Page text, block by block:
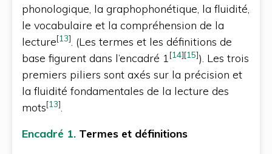
phonologique, la graphophonétique, la fluidité,
le vocabulaire et la compréhension de la
lecture[13]. (Les termes et les définitions de
base figurent dans l’encadré 1[14][15]). Les trois
premiers piliers sont axés sur la précision et
la fluidité fondamentales de la lecture des
mots[13].
Encadré 1. Termes et définitions